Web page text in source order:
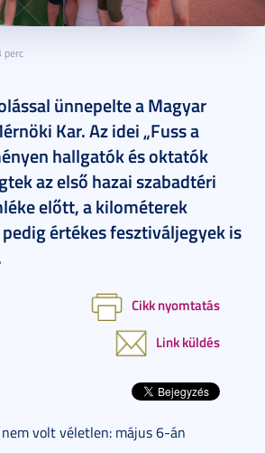
perc
ünnepelte a Magyar
Kar. Az idei „Fuss a
hallgatók és oktatók
az első hazai szabadtéri
előtt, a kilométerek
értékes fesztiváljegyek is
Cikk nyomtatás
Link küldés
volt véletlen: május 6-án